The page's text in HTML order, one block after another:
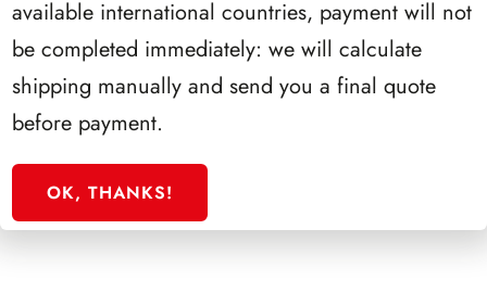
SFORZESCO ITALIA 1995 PAGINE 7
available international countries, payment will not
be completed immediately: we will calculate
shipping manually and send you a final quote
before payment.
OK, THANKS!